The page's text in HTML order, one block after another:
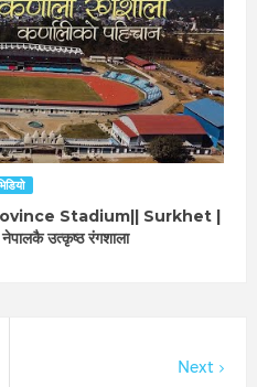
Stadium|| Surkhet |
नेपालकै उत्कृष्ठ रंगशाला
Next